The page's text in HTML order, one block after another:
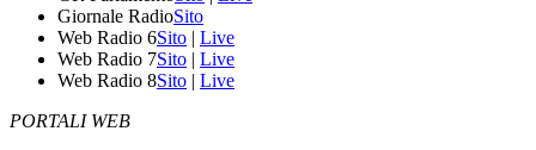
Giornale RadioSito
Web Radio 6Sito | Live
Web Radio 7Sito | Live
Web Radio 8Sito | Live
PORTALI WEB